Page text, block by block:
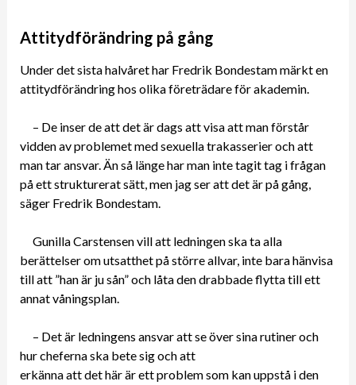
Attitydförändring på gång
Under det sista halvåret har Fredrik Bondestam märkt en
attitydförändring hos olika företrädare för akademin.
– De inser de att det är dags att visa att man förstår
vidden av problemet med sexuella trakasserier och att
man tar ansvar. Än så länge har man inte tagit tag i frågan
på ett strukturerat sätt, men jag ser att det är på gång,
säger Fredrik Bondestam.
Gunilla Carstensen vill att ledningen ska ta alla
berättelser om utsatthet på större allvar, inte bara hänvisa
till att ”han är ju sån” och låta den drabbade flytta till ett
annat våningsplan.
– Det är ledningens ansvar att se över sina rutiner och
hur cheferna ska bete sig och att
erkänna att det här är ett problem som kan uppstå i den